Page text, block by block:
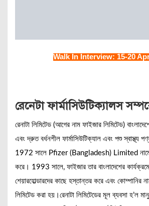
Walk In Interview: 15-20
রেনেটা ফার্মাসিউটিক্যালস
রেনাটা লিমিটেড (আগের নাম ফাইজার লিমিটেড)
এবং দ্রুত বর্ধনশীল ফার্মাসিউটিক্যাল এবং পশু স্বাস্থ্য
1972 সালে Pfizer (Bangladesh) Limited নামে
করে। 1993 সালে, ফাইজার তার বাংলাদেশের
শেয়ারহোল্ডারদের কাছে হস্তান্তর করে এবং কোম্পানির
লিমিটেড করা হয়।রেনাটা লিমিটেডের মূল ব্যবসা হ’ল